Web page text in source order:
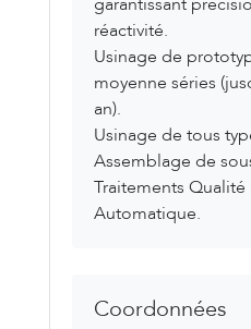
réactivité.
Usinage de
moyenne séries
an).
Usinage de tous
Assemblage de
Traitements
Automatique.
Coordonnées